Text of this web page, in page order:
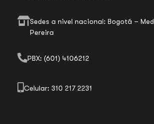
Sedes a nivel nacional: Bogotá –
Pereira
PBX: (601) 4106212
Celular: 310 217 2231